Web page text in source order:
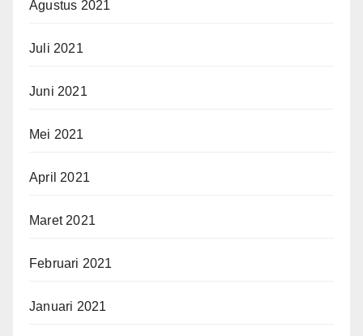
Agustus 2021
Juli 2021
Juni 2021
Mei 2021
April 2021
Maret 2021
Februari 2021
Januari 2021